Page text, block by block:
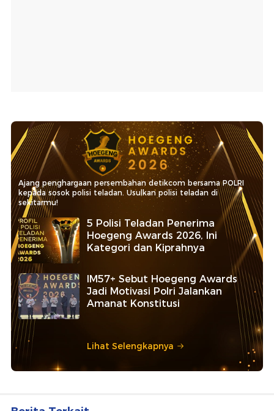
Ajang penghargaan persembahan detikcom bersama POLRI
kepada sosok polisi teladan. Usulkan polisi teladan di
sekitarmu!
5 Polisi Teladan Penerima
Hoegeng Awards 2026, Ini
Kategori dan Kiprahnya
IM57+ Sebut Hoegeng Awards
Jadi Motivasi Polri Jalankan
Amanat Konstitusi
Lihat Selengkapnya